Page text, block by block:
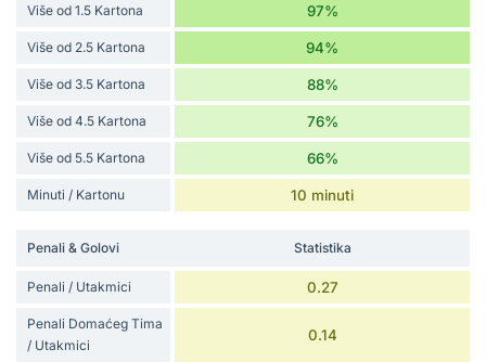
Više od 1.5 Kartona 97%
Više od 2.5 Kartona 94%
Više od 3.5 Kartona 88%
Više od 4.5 Kartona 76%
Više od 5.5 Kartona 66%
Minuti / Kartonu 10 minuti
Penali & Golovi Statistika
Penali / Utakmici 0.27
Penali Domaćeg Tima
/ Utakmici
0.14